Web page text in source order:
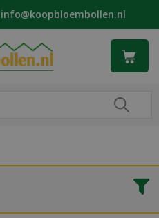
info@koopbloembollen.nl